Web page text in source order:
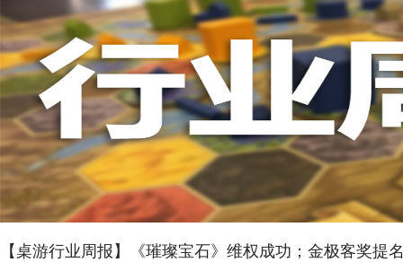
【桌游行业周报】《璀璨宝石》维权成功；金极客奖提